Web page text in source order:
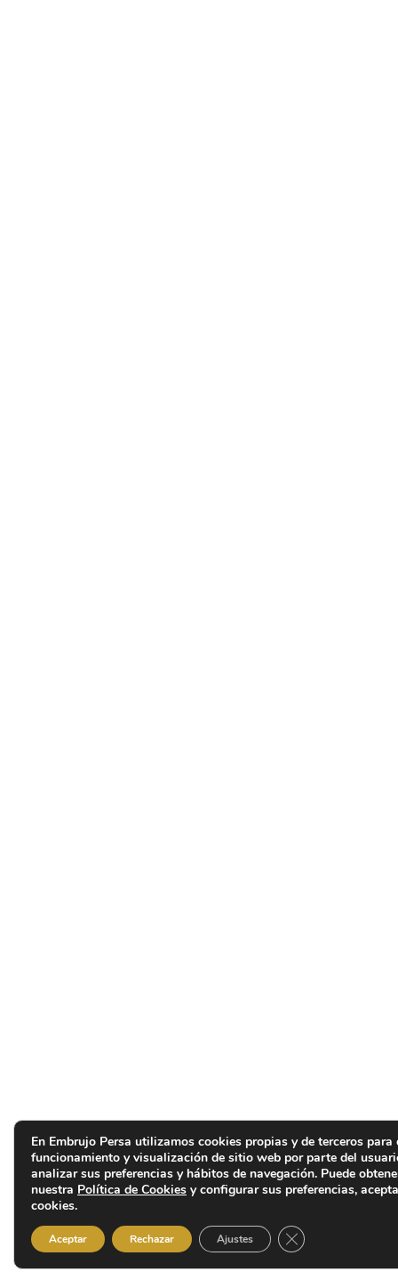
En Embrujo Persa utilizamos cookies propias y de terceros para
funcionamiento y visualización de sitio web por parte del
analizar sus preferencias y hábitos de navegación. Puede
nuestra Política de Cookies y configurar sus preferencias,
cookies.
Aceptar Rechazar Ajustes Cerrar el banner